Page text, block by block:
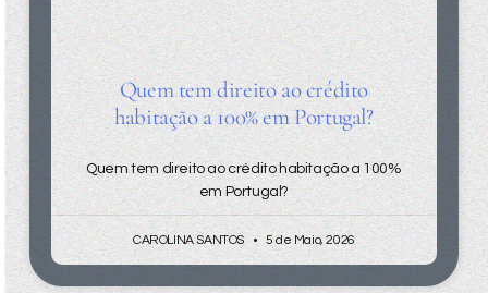
Quem tem direito ao crédito
habitação a 100% em Portugal?
Quem tem direito ao crédito habitação a 100%
em Portugal?
CAROLINA SANTOS 5 de Maio, 2026